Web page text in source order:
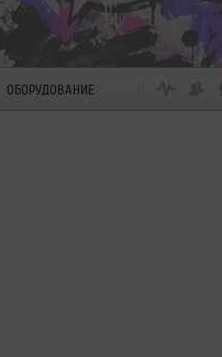
ОБОРУДОВАНИЕ